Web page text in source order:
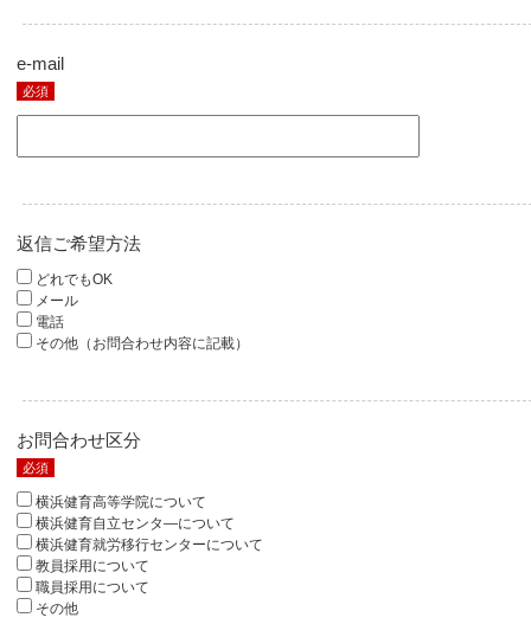
e-mail
必須
返信ご希望方法
どれでもOK
メール
電話
その他（お問合わせ内容に記載）
お問合わせ区分
必須
横浜健育高等学院について
横浜健育自立センタ―について
横浜健育就労移行センターについて
教員採用について
職員採用について
その他